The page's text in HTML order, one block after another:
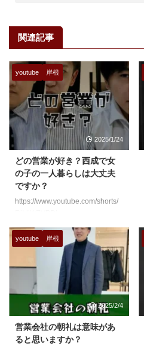
関連記事
youtube 岸根
2025/1/24
どの営業が好き？西成で女
の子の一人暮らしは大丈夫
ですか？
https://www.youtube.com/shorts/
youtube 岸根
2025/2/4
営業会社の朝礼は意味があ
ると思いますか？